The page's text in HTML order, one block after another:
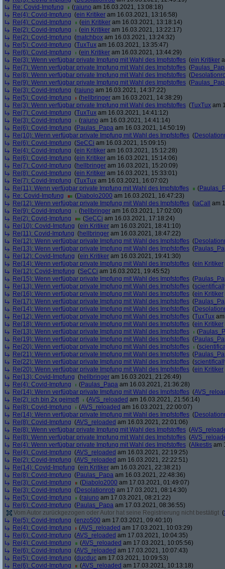
Re: Covid-Impfung
(raiuno am 16.03.2021, 13:08:18)
Re(4): Covid-Impfung (ein Kritiker am 16.03.2021, 13:16:58)
Re(4): Covid-Impfung
(ein Kritiker am 16.03.2021, 13:18:14)
Re(2): Covid-Impfung
(ein Kritiker am 16.03.2021, 13:22:17)
Re(2): Covid-Impfung (matchbox am 16.03.2021, 13:24:32)
Re(5): Covid-Impfung (TuxTux am 16.03.2021, 13:35:47)
Re(6): Covid-Impfung
(ein Kritiker am 16.03.2021, 13:44:29)
Re(3): Wenn verfügbar private Impfung mit Wahl des Impfstoffes (ein Kritiker
Re(7): Wenn verfügbar private Impfung mit Wahl des Impfstoffes (
Re(8): Wenn verfügbar private Impfung mit Wahl des Impfstoffes (
Re(9): Wenn verfügbar private Impfung mit Wahl des Impfstoffes (
Re(3): Covid-Impfung (raiuno am 16.03.2021, 14:37:22)
Re(5): Covid-Impfung
(hellbringer am 16.03.2021, 14:38:29)
Re(3): Wenn verfügbar private Impfung mit Wahl des Impfstoffes (TuxTux am
Re(7): Covid-Impfung (TuxTux am 16.03.2021, 14:41:12)
Re(3): Covid-Impfung
(raiuno am 16.03.2021, 14:41:14)
Re(6): Covid-Impfung (Paulas_Papa am 16.03.2021, 14:50:19)
Re(10): Wenn verfügbar private Impfung mit Wahl des Impfstoffes (
Re(6): Covid-Impfung (SeCCi am 16.03.2021, 15:09:15)
Re(4): Covid-Impfung (ein Kritiker am 16.03.2021, 15:12:28)
Re(6): Covid-Impfung (ein Kritiker am 16.03.2021, 15:14:06)
Re(7): Covid-Impfung (hellbringer am 16.03.2021, 15:20:09)
Re(8): Covid-Impfung (ein Kritiker am 16.03.2021, 15:33:01)
Re(7): Covid-Impfung (TuxTux am 16.03.2021, 16:07:02)
Re(11): Wenn verfügbar private Impfung mit Wahl des Impfstoffes
(
Re: Covid-Impfung
(Diabolo2000 am 16.03.2021, 16:47:23)
Re(12): Wenn verfügbar private Impfung mit Wahl des Impfstoffes ( laCall
am
Re(9): Covid-Impfung
(hellbringer am 16.03.2021, 17:02:00)
Re(2): Covid-Impfung
(SeCCi am 16.03.2021, 17:18:24)
Re(10): Covid-Impfung (ein Kritiker am 16.03.2021, 18:41:10)
Re(11): Covid-Impfung (hellbringer am 16.03.2021, 18:47:22)
Re(12): Wenn verfügbar private Impfung mit Wahl des Impfstoffes (
Re(13): Wenn verfügbar private Impfung mit Wahl des Impfstoffes (
Re(12): Covid-Impfung (ein Kritiker am 16.03.2021, 19:41:30)
Re(14): Wenn verfügbar private Impfung mit Wahl des Impfstoffes (ein Kritiker
Re(12): Covid-Impfung (SeCCi am 16.03.2021, 19:45:52)
Re(15): Wenn verfügbar private Impfung mit Wahl des Impfstoffes (
Re(13): Wenn verfügbar private Impfung mit Wahl des Impfstoffes (
Re(16): Wenn verfügbar private Impfung mit Wahl des Impfstoffes (ein Kritiker
Re(17): Wenn verfügbar private Impfung mit Wahl des Impfstoffes (
Re(14): Wenn verfügbar private Impfung mit Wahl des Impfstoffes (
Re(12): Wenn verfügbar private Impfung mit Wahl des Impfstoffes (TuxTux
Re(18): Wenn verfügbar private Impfung mit Wahl des Impfstoffes (ein Kritiker
Re(13): Wenn verfügbar private Impfung mit Wahl des Impfstoffes
(
Re(19): Wenn verfügbar private Impfung mit Wahl des Impfstoffes (
Re(20): Wenn verfügbar private Impfung mit Wahl des Impfstoffes
(
Re(21): Wenn verfügbar private Impfung mit Wahl des Impfstoffes (
Re(22): Wenn verfügbar private Impfung mit Wahl des Impfstoffes (
Re(20): Wenn verfügbar private Impfung mit Wahl des Impfstoffes (ein Kritiker
Re(13): Covid-Impfung (hellbringer am 16.03.2021, 21:26:49)
Re(4): Covid-Impfung
(Paulas_Papa am 16.03.2021, 21:36:28)
Re(14): Wenn verfügbar private Impfung mit Wahl des Impfstoffes (
Re(2): ich bin 2x geimpft
(AVS_reloaded am 16.03.2021, 21:56:14)
Re(8): Covid-Impfung
(AVS_reloaded am 16.03.2021, 22:00:07)
Re(14): Wenn verfügbar private Impfung mit Wahl des Impfstoffes (
Re(8): Covid-Impfung (AVS_reloaded am 16.03.2021, 22:01:06)
Re(8): Wenn verfügbar private Impfung mit Wahl des Impfstoffes (
Re(8): Wenn verfügbar private Impfung mit Wahl des Impfstoffes (
Re(4): Wenn verfügbar private Impfung mit Wahl des Impfstoffes (Alkestis am
Re(4): Covid-Impfung (AVS_reloaded am 16.03.2021, 22:19:25)
Re(2): Covid-Impfung (AVS_reloaded am 16.03.2021, 22:22:51)
Re(14): Covid-Impfung (ein Kritiker am 16.03.2021, 22:38:21)
Re(8): Covid-Impfung (Paulas_Papa am 16.03.2021, 22:48:36)
Re(3): Covid-Impfung
(Diabolo2000 am 17.03.2021, 01:49:07)
Re(3): Covid-Impfung (Desolationrob am 17.03.2021, 08:14:30)
Re(5): Covid-Impfung
(raiuno am 17.03.2021, 08:21:22)
Re(6): Covid-Impfung (Paulas_Papa am 17.03.2021, 08:36:55)
Vom Autor zurückgezogen oder Autor hat seine Registrierung nicht bestätigt (
Re(5): Covid-Impfung (enzo500 am 17.03.2021, 09:40:10)
Re(4): Covid-Impfung
(AVS_reloaded am 17.03.2021, 10:03:29)
Re(6): Covid-Impfung (AVS_reloaded am 17.03.2021, 10:04:35)
Re(4): Covid-Impfung
(AVS_reloaded am 17.03.2021, 10:05:56)
Re(6): Covid-Impfung (AVS_reloaded am 17.03.2021, 10:07:43)
Re(5): Covid-Impfung (ducduc am 17.03.2021, 10:09:53)
Re(6): Covid-Impfung
(AVS_reloaded am 17.03.2021, 10:13:18)